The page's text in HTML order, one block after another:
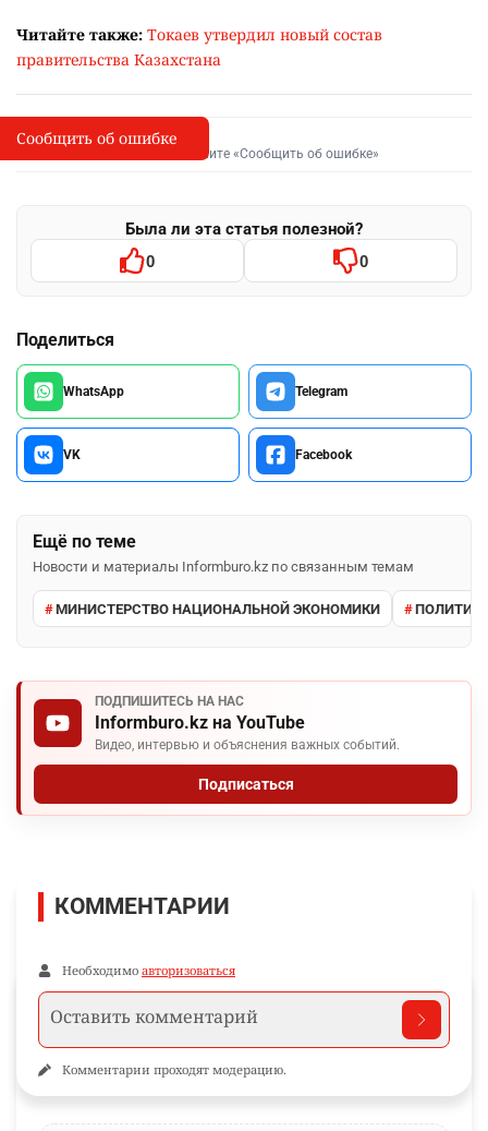
Читайте также: Токаев утвердил новый состав
правительства Казахстана
I
Сообщить об опечатке
Выделите фрагмент и нажмите «Сообщить об ошибке»
Была ли эта статья полезной?
0 0
Поделиться
WhatsApp Telegram
VK Facebook
Ещё по теме
Новости и материалы Informburo.kz по связанным темам
МИНИСТЕРСТВО НАЦИОНАЛЬНОЙ ЭКОНОМИКИ
ПОДПИШИТЕСЬ НА НАС
Informburo.kz на YouTube
Видео, интервью и объяснения важных событий.
Подписаться
Сообщить об ошибке
КОММЕНТАРИИ
Необходимо авторизоваться
Комментарии проходят модерацию.